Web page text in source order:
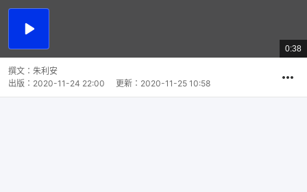
播
總
共
0:38
撰文： 朱利安
出版： 2020-11-24 22:00 更新： 2020-11-25 10:58